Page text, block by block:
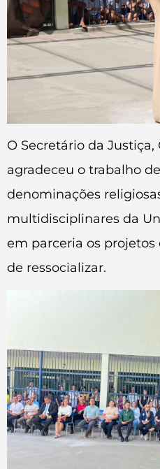
O Secretário da Justiça,
agradeceu o trabalho
denominações
multidisciplinares da
em parceria os
de ressocializar.